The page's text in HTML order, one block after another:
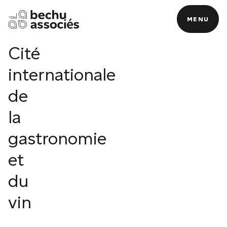
MENU
MENU
ET DU VIN
Cité
internationale
de
la
gastronomie
et
du
vin